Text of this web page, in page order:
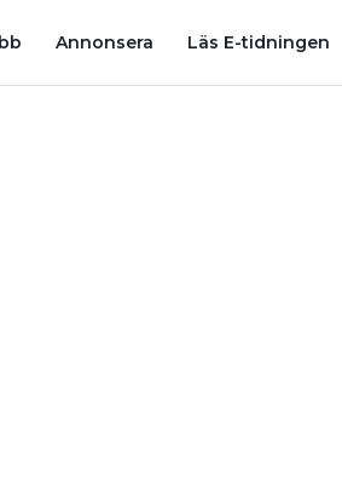
Annonsera Läs E-tidningen
HJO INSTALLATION KÖPER